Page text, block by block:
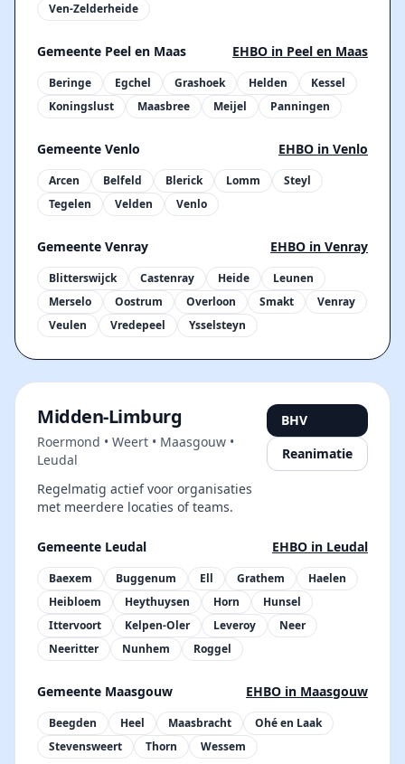
Ven-Zelderheide
Gemeente Peel en Maas EHBO in Peel en Maas
Beringe Egchel Grashoek Helden
Kessel
Koningslust
Maasbree Meijel Panningen
Gemeente Venlo EHBO in Venlo
Arcen Belfeld Blerick Lomm
Steyl
Tegelen
Velden Venlo
Gemeente Venray EHBO in Venray
Blitterswijck Castenray Heide
Leunen
Merselo
Oostrum Overloon Smakt
Venray
Veulen
Vredepeel Ysselsteyn
Midden-Limburg
Roermond • Weert • Maasgouw •
Leudal
Regelmatig actief voor organisaties
met meerdere locaties of teams.
BHV
Reanimatie
Gemeente Leudal EHBO in Leudal
Baexem Buggenum Ell Grathem
Haelen
Heibloem
Heythuysen Horn
Hunsel
Ittervoort
Kelpen-Oler Leveroy
Neer
Neeritter
Nunhem Roggel
Gemeente Maasgouw EHBO in Maasgouw
Beegden Heel Maasbracht
Ohé en Laak
Stevensweert
Thorn Wessem